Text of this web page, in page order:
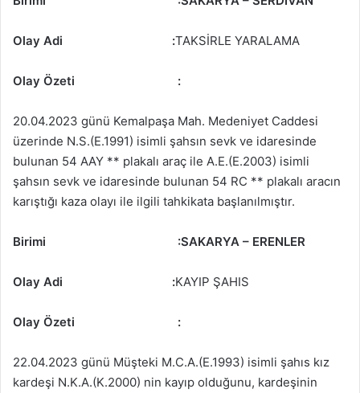
Olay Adi :TAKSİRLE YARALAMA
Olay Özeti :
20.04.2023 günü Kemalpaşa Mah. Medeniyet Caddesi
üzerinde N.S.(E.1991) isimli şahsın sevk ve idaresinde
bulunan 54 AAY ** plakalı araç ile A.E.(E.2003) isimli
şahsın sevk ve idaresinde bulunan 54 RC ** plakalı aracın
karıştığı kaza olayı ile ilgili tahkikata başlanılmıştır.
Birimi :SAKARYA – ERENLER
Olay Adi :KAYIP ŞAHIS
Olay Özeti :
22.04.2023 günü Müşteki M.C.A.(E.1993) isimli şahıs kız
kardeşi N.K.A.(K.2000) nin kayıp olduğunu, kardeşinin